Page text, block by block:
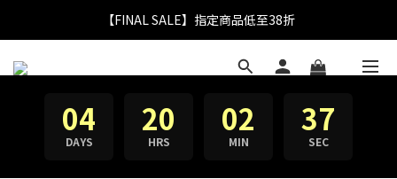
【FINAL SALE】指定商品低至38折
【FINAL SALE】指定商品低至38折
折實滿$2,000送LOGO野餐墊｜滿$2,999送經典保溫杯
【FINAL SALE】指定商品低至38折
04
DAYS
20
HRS
02
MIN
36
SEC